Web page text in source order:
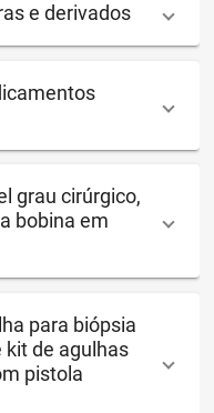
e derivados
grau cirúrgico,
bobina em
para biópsia
de agulhas
pistola